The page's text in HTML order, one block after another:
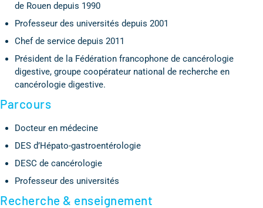
de Rouen depuis 1990
Professeur des universités depuis 2001
Chef de service depuis 2011
Président de la Fédération francophone de cancérologie
digestive, groupe coopérateur national de recherche en
cancérologie digestive.
Parcours
Docteur en médecine
DES d’Hépato-gastroentérologie
DESC de cancérologie
Professeur des universités
Recherche & enseignement